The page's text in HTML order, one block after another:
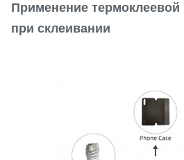
Применение
при склеивании